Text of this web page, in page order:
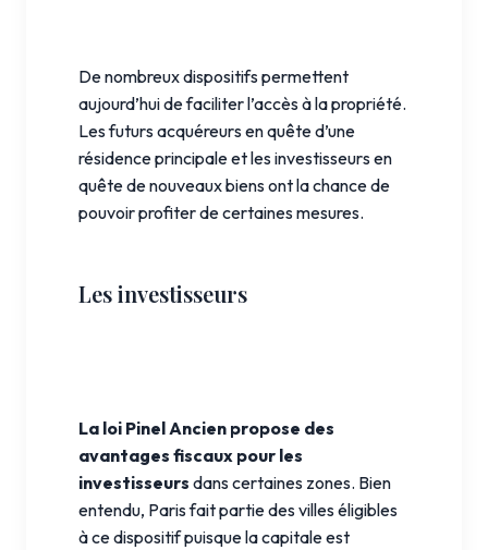
De nombreux dispositifs permettent
aujourd’hui de faciliter l’accès à la propriété.
Les futurs acquéreurs en quête d’une
résidence principale et les investisseurs en
quête de nouveaux biens ont la chance de
pouvoir profiter de certaines mesures.
Les investisseurs
La loi Pinel Ancien propose des
avantages fiscaux pour les
investisseurs dans certaines zones. Bien
entendu, Paris fait partie des villes éligibles
à ce dispositif puisque la capitale est